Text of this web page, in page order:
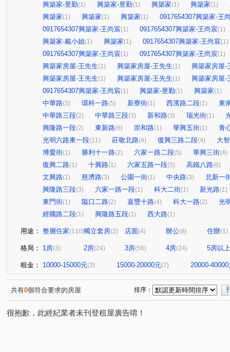
興築家-昱勤(1) 興築家-昱勤(1) 興築家(1) 興築家(1)
興築家(1) 興築家(1) 興築家(1)
0917654307興築家-王
0917654307興築家-王尚宸(1) 0917654307興築家-王尚宸(1)
興築家-戴小姐(1) 興築家(1) 0917654307興築家-王尚宸(1)
0917654307興築家-王尚宸(1) 0917654307興築家-王尚宸(1)
興築家房屋-王先生(1) 興築家房屋-王先生(1)
興築家房屋-
興築家房屋-王先生(1) 興築家房屋-王先生(1)
興築家房屋-
0917654307興築家-王尚宸(1) 興築家-昱勤(1) 興築家(1)
中華路(3) 環科一路(5) 新寮街(1) 西濱路二段(1)
東
中華路三段(2) 中華路三段(3) 新和路(3) 瑞光街(1)
興隆路一段(2) 東新路(6) 崇和路(1) 華興五街(1)
青
光明六路東一段(11) 莊敬北路(4) 復興三路二段(4)
大
博愛街(1) 勝利十一路(2) 六家一路二段(5) 華興三街(4)
復興二路(1) 十興路(1) 六家五路一段(5) 高鐵八路(6)
文興路(1) 慈濟路(3) 公園一街(1) 中央路(3)
北新一
興隆路三段(3) 六家一路一段(1) 科大二街(1) 新光路(1)
東門街(1) 隘口二路(2) 嘉豐十路(4) 科大一路(2)
光
經國路二段(1) 興隆路五段(1) 西大路(1)
用途： 整層住家(110)獨立套房(2) 店面(4) 辦公(8) 住辦(1)
格局： 1房(3) 2房(24) 3房(56) 4房(24) 5房以上
租金： 10000-15000元(3) 15000-20000元(7) 20000-40000
共有0個符合要求的房屋 排序：
很抱歉，此經紀業者未刊登租屋廣告唷！